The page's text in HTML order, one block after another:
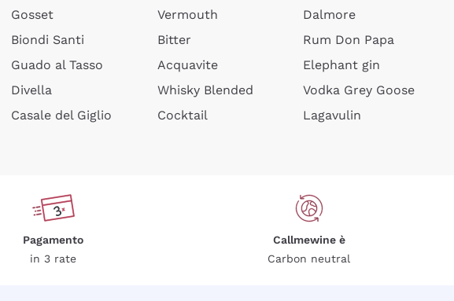
Gosset
Biondi Santi
Guado al Tasso
Divella
Casale del Giglio
Vermouth
Bitter
Acquavite
Whisky Blended
Cocktail
Dalmore
Rum Don Papa
Elephant gin
Vodka Grey Goose
Lagavulin
Pagamento
in 3 rate
Callmewine è
Carbon neutral